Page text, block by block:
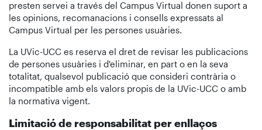
presten servei a través del Campus Virtual donen suport a
les opinions, recomanacions i consells expressats al
Campus Virtual per les persones usuàries.
La UVic-UCC es reserva el dret de revisar les publicacions
de persones usuàries i d'eliminar, en part o en la seva
totalitat, qualsevol publicació que consideri contrària o
incompatible amb els valors propis de la UVic-UCC o amb
la normativa vigent.
Limitació de responsabilitat per enllaços